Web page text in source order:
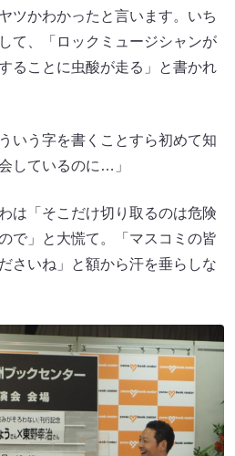
ツかわかったと言います。いち
て、「ロックミュージシャンが
ることに虫酸が走る」と書かれ
いう字を書くことすら初めて知
しているのに…」
は「そこだけ切り取るのは危険
で」と大慌て。「マスコミの皆
さいね」と額から汗を垂らしな